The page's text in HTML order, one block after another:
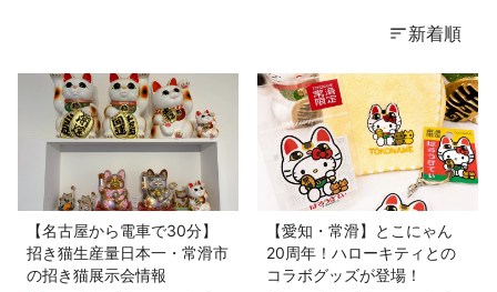
新着順
【名古屋から電車で30分】
招き猫生産量日本一・常滑市
の招き猫展示会情報
【愛知・常滑】とこにゃん
20周年！ハローキティとの
コラボグッズが登場！